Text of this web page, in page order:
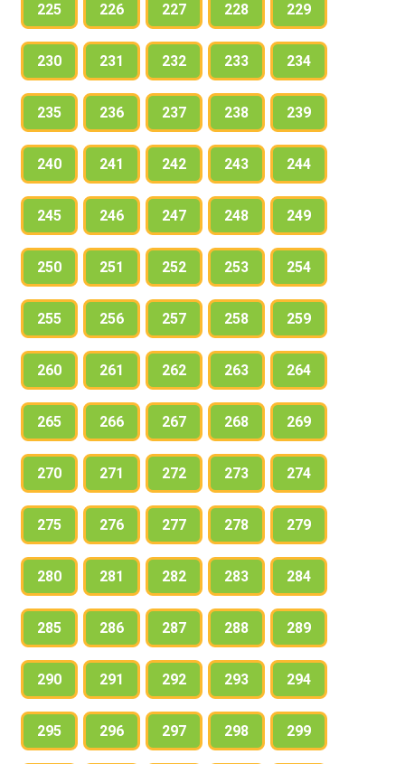
225 226 227 228 229
230 231 232 233 234
235 236 237 238 239
240 241 242 243 244
245 246 247 248 249
250 251 252 253 254
255 256 257 258 259
260 261 262 263 264
265 266 267 268 269
270 271 272 273 274
275 276 277 278 279
280 281 282 283 284
285 286 287 288 289
290 291 292 293 294
295 296 297 298 299